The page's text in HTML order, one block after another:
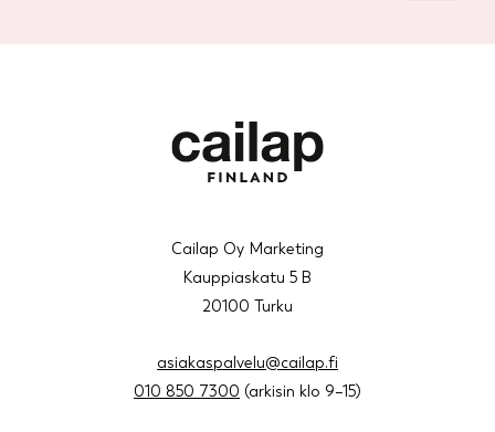
Cailap Oy Marketing
Kauppiaskatu 5 B
20100 Turku
asiakaspalvelu@cailap.fi
010 850 7300 (arkisin klo 9–15)